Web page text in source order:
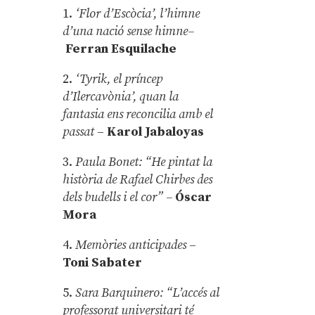
1. ‘Flor d’Escòcia’, l’himne
d’una nació sense himne–
Ferran Esquilache
2. ‘Tyrik, el príncep
d’Ilercavònia’, quan la
fantasia ens reconcilia amb el
passat– Karol Jabaloyas
3.Paula Bonet: “He pintat la
història de Rafael Chirbes des
dels budells i el cor” – Óscar
Mora
4.Memòries anticipades–
Toni Sabater
5.Sara Barquinero: “L’accés al
professorat universitari té